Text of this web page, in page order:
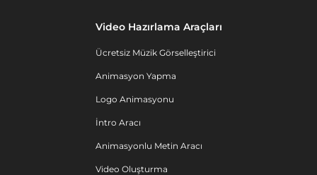
Video Hazırlama Araçları
Ücretsiz Müzik Görselleştirici
Animasyon Yapma
Logo Animasyonu
İntro Aracı
Animasyonlu Metin Aracı
Video Oluşturma